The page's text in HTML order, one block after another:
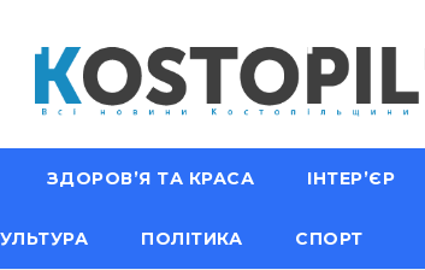
ЗДОРОВ’Я ТА КРАСА ІНТЕР’ЄР
ПОЛІТИКА СПОРТ